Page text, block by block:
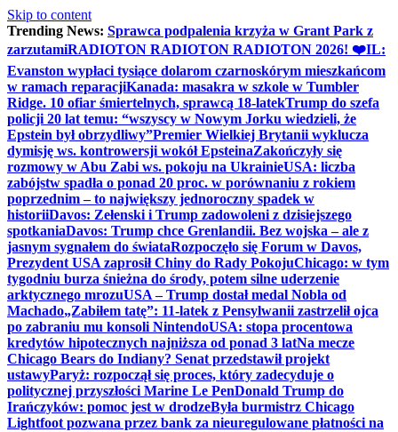
Skip to content
Trending News: Sprawca podpalenia krzyża w Grant Park z
zarzutamiRADIOTON RADIOTON RADIOTON 2026! ❤️IL:
Evanston wypłaci tysiące dolarom czarnoskórym mieszkańcom
w ramach reparacjiKanada: masakra w szkole w Tumbler
Ridge. 10 ofiar śmiertelnych, sprawcą 18-latekTrump do szefa
policji 20 lat temu: “wszyscy w Nowym Jorku wiedzieli, że
Epstein był obrzydliwy”Premier Wielkiej Brytanii wyklucza
dymisję ws. kontrowersji wokół EpsteinaZakończyły się
rozmowy w Abu Zabi ws. pokoju na UkrainieUSA: liczba
zabójstw spadła o ponad 20 proc. w porównaniu z rokiem
poprzednim – to największy jednoroczny spadek w
historiiDavos: Zełenski i Trump zadowoleni z dzisiejszego
spotkaniaDavos: Trump chce Grenlandii. Bez wojska – ale z
jasnym sygnałem do świataRozpoczęło się Forum w Davos,
Prezydent USA zaprosił Chiny do Rady PokojuChicago: w tym
tygodniu burza śnieżna do środy, potem silne uderzenie
arktycznego mrozuUSA – Trump dostał medal Nobla od
Machado„Zabiłem tatę”: 11-latek z Pensylwanii zastrzelił ojca
po zabraniu mu konsoli NintendoUSA: stopa procentowa
kredytów hipotecznych najniższa od ponad 3 latNa mecze
Chicago Bears do Indiany? Senat przedstawił projekt
ustawyParyż: rozpoczął się proces, który zadecyduje o
politycznej przyszłości Marine Le PenDonald Trump do
Irańczyków: pomoc jest w drodzeByła burmistrz Chicago
Lightfoot pozwana przez bank za nieuregulowane płatności na